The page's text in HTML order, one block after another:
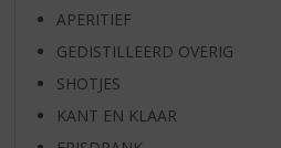
APERITIEF
GEDISTILLEERD OVERIG
SHOTJES
KANT EN KLAAR